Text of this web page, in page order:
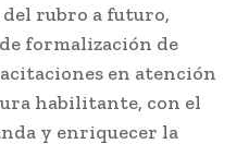
rubro a futuro,
formalización de
en atención
habilitante, con el
y enriquecer la